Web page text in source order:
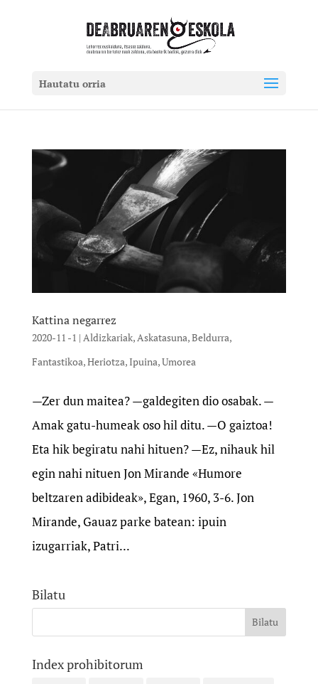
Hautatu orria
Kattina negarrez
2020-11 -1 | Aldizkariak, Askatasuna,Beldurra,
Fantastikoa,Heriotza,Ipuina,Umorea
—Zer dun maitea? —galdegiten dio osabak. —
Amak gatu-humeak oso hil ditu. —O gaiztoa!
Eta hik begiratu nahi hituen? —Ez, nihauk hil
egin nahi nituen Jon Mirande «Humore
beltzaren adibideak», Egan, 1960, 3-6. Jon
Mirande, Gauaz parke batean: ipuin
izugarriak, Patri...
Bilatu
Index prohibitorum